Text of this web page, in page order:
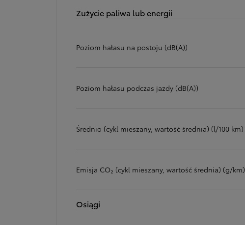
Zużycie paliwa lub energii
Poziom hałasu na postoju (dB(A))
Poziom hałasu podczas jazdy (dB(A))
Średnio (cykl mieszany, wartość średnia) (l/100 km)
Emisja CO₂ (cykl mieszany, wartość średnia) (g/km)
Osiągi